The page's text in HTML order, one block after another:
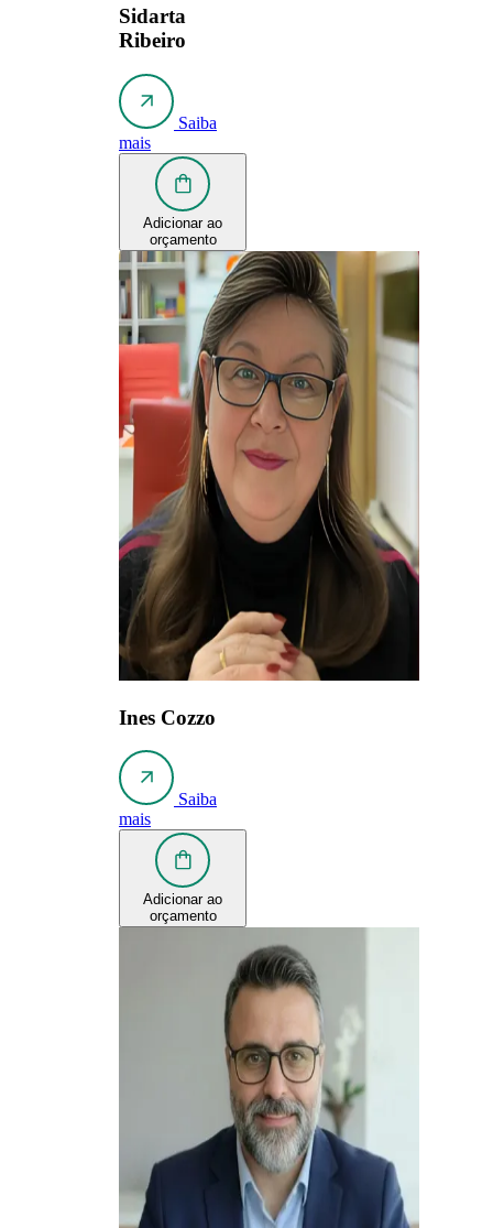
Sidarta
Ribeiro
Saiba
mais
Adicionar ao
orçamento
Ines Cozzo
Saiba
mais
Adicionar ao
orçamento